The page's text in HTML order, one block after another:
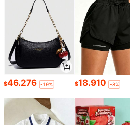
$46.276 -19% $18.910 -8%